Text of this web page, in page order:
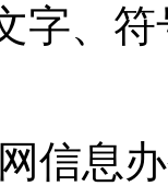
字、
信息